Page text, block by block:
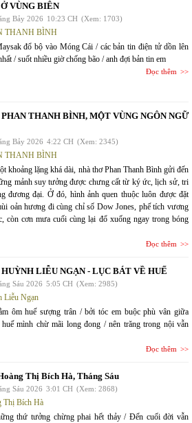
VÙNG BIÊN
Bảy 2026 10:23 CH (Xem: 1703)
THANH BÌNH
đổ bộ vào Móng Cái / các bản tin điện tử dồn lên
/ suốt nhiều giờ chống bão / anh đợi bản tin em
Đọc thêm
THANH BÌNH, MỘT VÙNG NGÔN NGỮ
Bảy 2026 4:22 CH (Xem: 2345)
THANH BÌNH
khoảng lặng khá dài, nhà thơ Phan Thanh Bình gửi đến
mảnh suy tưởng được chưng cất từ ký ức, lịch sử, tri
đương đại. Ở đó, hình ảnh quen thuộc luôn được đặt
oản hương đi cùng chỉ số Dow Jones, phế tích vương
còn cơn mưa cuối cùng lại đổ xuống ngay trong bóng
Đọc thêm
LIỄU NGẠN - LỤC BÁT VỀ HUẾ
Sáu 2026 5:05 CH (Xem: 2985)
Liễu Ngạn
ôm huế sượng trân / bởi tóc em buộc phù vân giữa
mình chừ mãi long đong / nên trăng trong nội vẫn
Đọc thêm
Thị Bích Hà, Tháng Sáu
Sáu 2026 3:01 CH (Xem: 2868)
Thị Bích Hà
thứ tưởng chừng phai hết thảy / Đến cuối đời vẫn